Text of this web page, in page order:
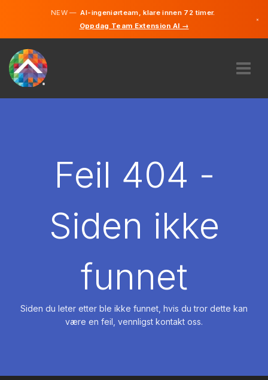
NEW —AI-ingeniørteam, klare innen 72 timer.
Oppdag Team Extension AI →
×
Feil 404 -
Siden ikke
funnet
Siden du leter etter ble ikke funnet, hvis du tror dette kan
være en feil, vennligst kontakt oss.